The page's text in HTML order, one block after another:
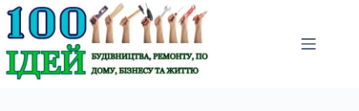
Перейти
до
вмісту